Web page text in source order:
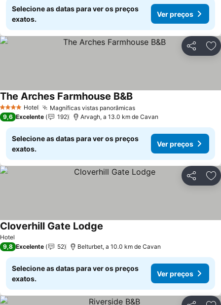
Selecione as datas para ver os preços
exatos.
Ver preços
Partilhar
4 EstrelasHotel Magníficas vistas panorâmicas
The Arches Farmhouse B&B
9,6 Excelente 192 Arvagh, a 13.0 km de Cavan
Selecione as datas para ver os preços
exatos.
Ver preços
Partilhar
Hotel
Cloverhill Gate Lodge
9,8 Excelente 52 Belturbet, a 10.0 km de Cavan
Selecione as datas para ver os preços
exatos.
Ver preços